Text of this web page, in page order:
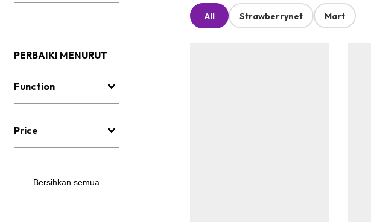
PERBAIKI MENURUT
Function
Price
Bersihkan semua
All Strawberrynet Mart